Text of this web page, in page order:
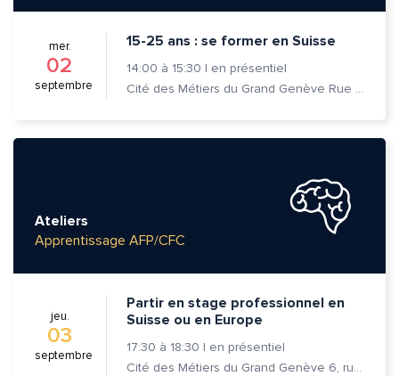
mer.
02
septembre
15-25 ans : se former en Suisse
14:00 à 15:30 | en présentiel
Cité des Métiers du Grand Genève Rue Prévost-Martin 6 1205 Genève
Ateliers
Apprentissage AFP/CFC
jeu.
03
septembre
Partir en stage professionnel en
Suisse ou en Europe
17:30 à 18:30 | en présentiel
Cité des Métiers du Grand Genève 6, rue Prévost-Martin 1205 Genève